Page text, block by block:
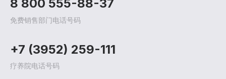
免费销售部门电话号码
8 800 555-88-37
疗养院电话号码
+7 (3952) 259-111
疗养院